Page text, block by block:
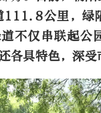
111.8公里，绿
不仅串联起公
各具特色，深